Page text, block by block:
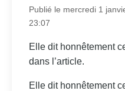
Publié le mercredi 1
23:07
Elle dit honnêtement
dans l’article.
Elle dit honnêtement